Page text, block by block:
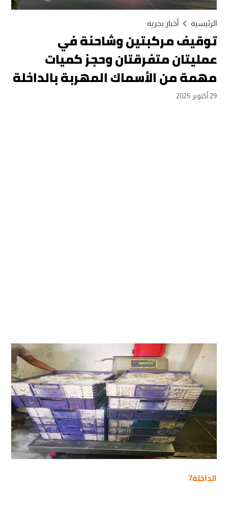
الرئيسية أخبار بحرية
توقيف مركبتين وشاحنة في
عمليتان متفرقتان وحجز كميات
مهمة من الأسماك المهربة بالداخلة
29 أكتوبر 2025
الداخلة7